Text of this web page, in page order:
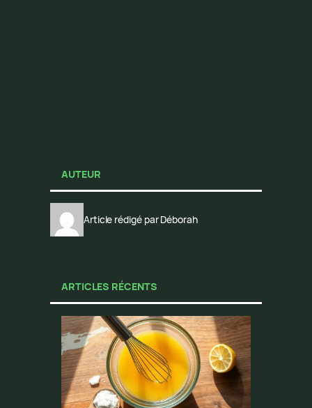
AUTEUR
Article rédigé par Déborah
ARTICLES RÉCENTS